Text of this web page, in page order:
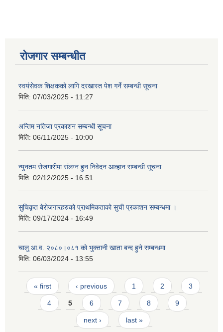
रोजगार सम्बन्धीत
स्वयंसेवक शिक्षकको लागि दरखास्त पेश गर्ने सम्बन्धी सूचना
मिति: 07/03/2025 - 11:27
अन्तिम नतिजा प्रकाशन सम्बन्धी सूचना
मिति: 06/11/2025 - 10:00
न्युनतम रोजगारीमा संलग्न हुन निवेदन आव्हान सम्बन्धी सूचना
मिति: 02/12/2025 - 16:51
सुचिकृत बेरोजगारहरुको प्राथमिकताको सुची प्रकाशन सम्बन्धमा ।
मिति: 09/17/2024 - 16:49
चालु आ.व. २०८०।०८१ को भुक्तानी खाता बन्द हुने सम्बन्धमा
मिति: 06/03/2024 - 13:55
Pages
« first ‹ previous 1 2 3
4 5 6 7 8 9
next › last »